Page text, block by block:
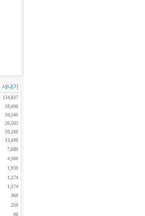
새내기
134,837
28,600
26,540
20,503
20,160
13,690
7,680
4,300
1,930
1,274
1,274
360
250
90